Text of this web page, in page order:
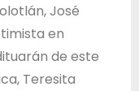
José
en
de este
Teresita